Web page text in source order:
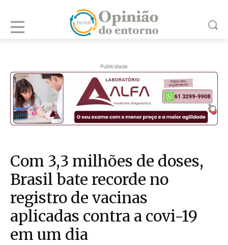
Publicidade
Com 3,3 milhões de doses,
Brasil bate recorde no
registro de vacinas
aplicadas contra a covi-19
em um dia